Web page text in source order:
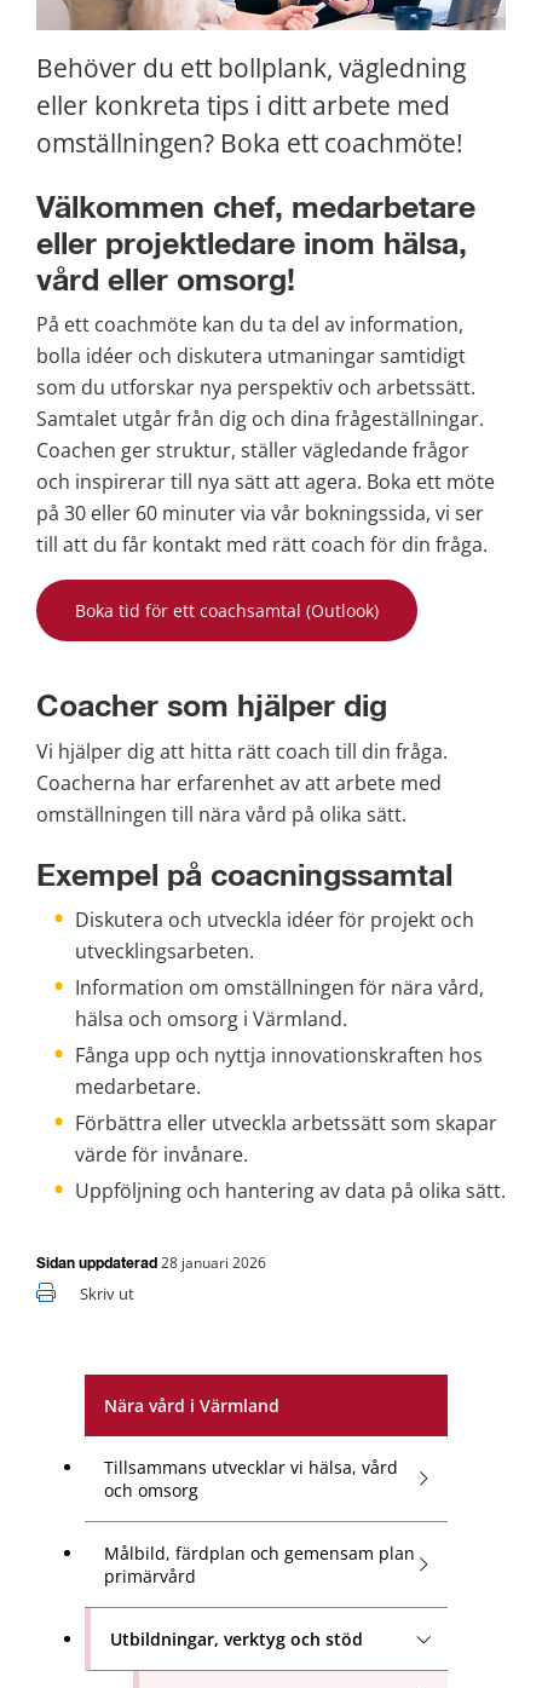
Nära vård i Värmland
Tillsammans utvecklar vi hälsa, vård
och omsorg
Målbild, färdplan och gemensam plan
primärvård
Utbildningar, verktyg och stöd
Behöver du ett bollplank, vägledning
eller konkreta tips i ditt arbete med
omställningen? Boka ett coachmöte!
Välkommen chef, medarbetare
eller projektledare inom hälsa,
vård eller omsorg!
På ett coachmöte kan du ta del av information,
bolla idéer och diskutera utmaningar samtidigt
som du utforskar nya perspektiv och arbetssätt.
Samtalet utgår från dig och dina frågeställningar.
Coachen ger struktur, ställer vägledande frågor
och inspirerar till nya sätt att agera. Boka ett möte
på 30 eller 60 minuter via vår bokningssida, vi ser
till att du får kontakt med rätt coach för din fråga.
Boka tid för ett coachsamtal (Outlook)
Coacher som hjälper dig
Vi hjälper dig att hitta rätt coach till din fråga.
Coacherna har erfarenhet av att arbete med
omställningen till nära vård på olika sätt.
Exempel på coacningssamtal
Diskutera och utveckla idéer för projekt och
utvecklingsarbeten.
Information om omställningen för nära vård,
hälsa och omsorg i Värmland.
Fånga upp och nyttja innovationskraften hos
medarbetare.
Förbättra eller utveckla arbetssätt som skapar
värde för invånare.
Uppföljning och hantering av data på olika sätt.
Sidan uppdaterad 28 januari 2026
Skriv ut